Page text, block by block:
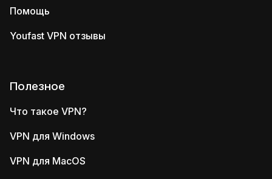
Помощь
Youfast VPN отзывы
Полезное
Что такое VPN?
VPN для Windows
VPN для MacOS